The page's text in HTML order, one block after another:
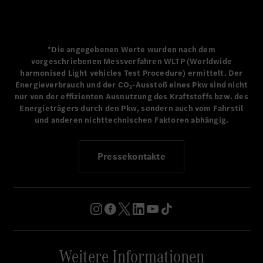
Farben: tiefes Schwarz, warmes Beechbraun und stilvolles
Ivorybeige.
Metallische Elemente mit markanter technoider Ästhetik
bereichern dieses stilvolle visuelle und haptische Erlebnis.
Die Luftausströmer, Lautsprechergitter, Türgriffe und
Schalter für die elektrische Sitzverstellung verbinden
technische Präzision mit einer außergewöhnlich hohen
Soundsystem sind sie sogar aus Edelstahl gefertigt.
Passend dazu steht eine große Bandbreite an
Zierelementen zur Verfügung, die die hohe Wertanmutung
*Die angegebenen Werte wurden nach dem
vorgeschriebenen Messverfahren WLTP (Worldwide
harmonised Light vehicles Test Procedure) ermittelt. Der
Energieverbrauch und der CO₂-Ausstoß eines Pkw sind nicht
nur von der effizienten Ausnutzung des Kraftstoffs bzw. des
Energieträgers durch den Pkw, sondern auch vom Fahrstil
und anderen nichttechnischen Faktoren abhängig.
Pressekontakte
Weitere Informationen